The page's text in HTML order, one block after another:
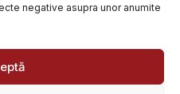
negative asupra unor anumite
rezervate. Site creat de